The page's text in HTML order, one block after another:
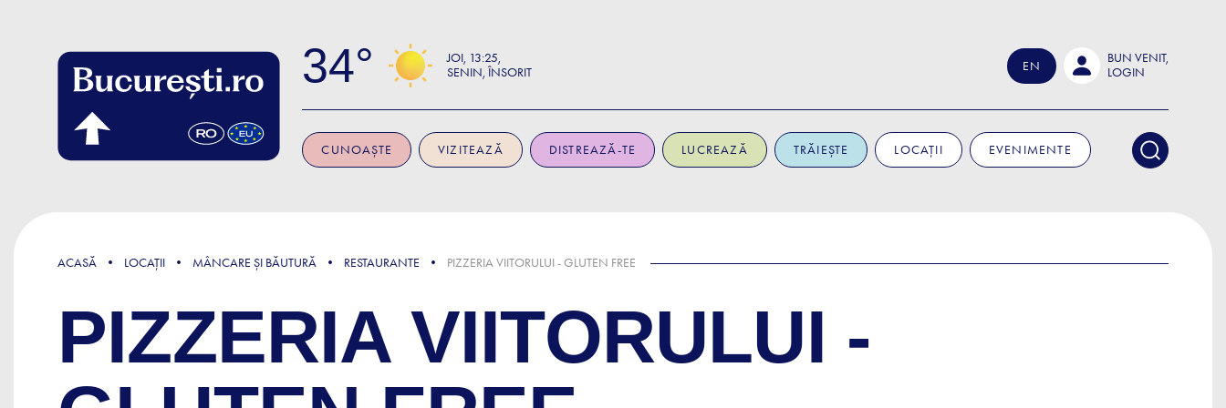
34 JOI 13:25
SENIN, ÎNSORIT
EN
BUN VENIT,
LOGIN
CUNOAȘTE VIZITEAZĂ DISTREAZĂ-TE LUCREAZĂ TRĂIEȘTE LOCAȚII EVENIMENTE
ACASĂ LOCAȚII MÂNCARE ȘI BĂUTURĂ RESTAURANTE PIZZERIA VIITORULUI - GLUTEN FREE
PIZZERIA VIITORULUI -